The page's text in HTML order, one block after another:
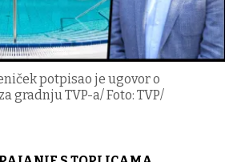
potpisao je ugovor o
gradnju TVP-a/ Foto: TVP/